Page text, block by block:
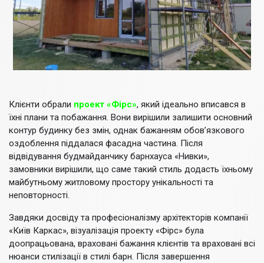
Клієнти обрали проект «Фірс», який ідеально вписався в
їхні плани та побажання. Вони вирішили залишити основний
контур будинку без змін, однак бажанням обов’язкового
оздоблення піддалася фасадна частина. Після
відвідування будмайданчику барнхауса «Нивки»,
замовники вирішили, що саме такий стиль додасть їхньому
майбутньому житловому простору унікальності та
неповторності.
Завдяки досвіду та професіоналізму архітекторів компанії
«Київ Каркас», візуалізація проекту «Фірс» була
доопрацьована, враховані бажання клієнтів та враховані всі
нюанси стилізації в стилі барн. Після завершення